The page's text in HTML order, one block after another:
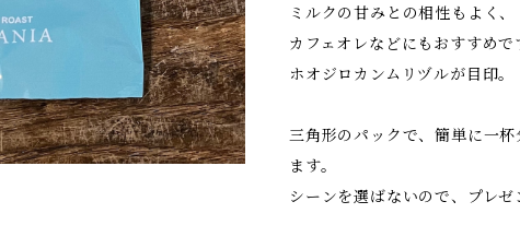
ミルクの甘みとの相性もよく、
カフェオレなどにもおすすめで
ホオジロカンムリヅルが目印。
三角形のパックで、簡単に一
ます。
シーンを選ばないので、プレゼ